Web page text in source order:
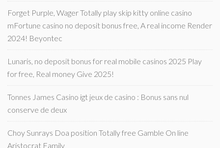
Forget Purple, Wager Totally play skip kitty online casino
mFortune casino no deposit bonus free, A real income Render
2024! Beyontec
Lunaris, no deposit bonus for real mobile casinos 2025 Play
for free, Real money Give 2025!
Tonnes James Casino igt jeux de casino : Bonus sans nul
conserve de deux
Choy Sunrays Doa position Totally free Gamble On line
Aristocrat Family